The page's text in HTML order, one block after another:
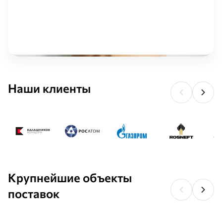
Наши клиенты
Крупнейшие объекты
поставок